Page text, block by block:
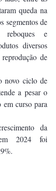
queda na
segmentos de
reboques e
diversos
de
novo ciclo de
a pesar o
em curso para
da
2024 foi